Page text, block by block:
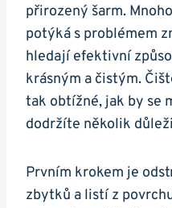
⁤přirozený šarm.
potýká s ‍problémem
hledají efektivní
krásným⁣ a čistým.
tak obtížné, jak by ‌se
dodržíte několik
Prvním krokem je
zbytků a listí z